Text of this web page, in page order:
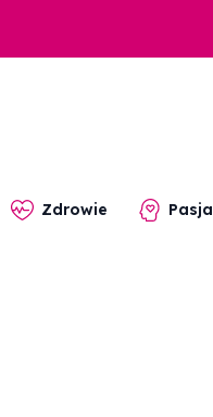
Zdrowie Pasja